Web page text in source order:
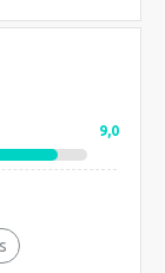
Tener tan
y
y charlar. Lleva
excursiones
sus sueños
introducido
y
Azamara
9,0